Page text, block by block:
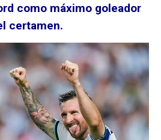
como máximo goleador
certamen.